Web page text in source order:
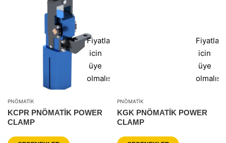
Fiyatlar
icin
üye
olmalısınız
PNÖMATIK
KCPR PNÖMATIK POWER
CLAMP
Fiyatlar
icin
üye
PNÖMATIK
KGK PNÖMATIK POWER
CLAMP